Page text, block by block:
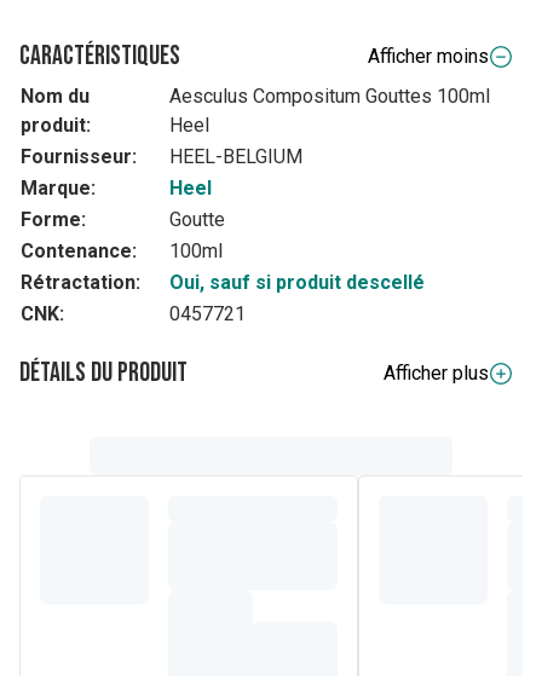
Caractéristiques
Afficher moins
Nom du
produit:
Aesculus Compositum Gouttes 100ml
Heel
Fournisseur:
HEEL-BELGIUM
Marque:
Heel
Forme:
Goutte
Contenance:
100ml
Rétractation:
Oui, sauf si produit descellé
CNK:
0457721
Détails du produit
Afficher plus
Solution buvable en gouttes. 1 ml